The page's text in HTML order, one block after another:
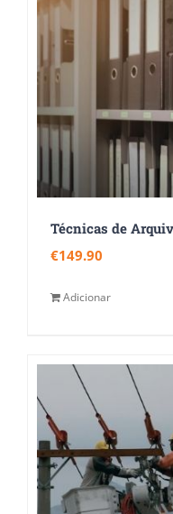
Técnicas de
€149.90
Adicionar